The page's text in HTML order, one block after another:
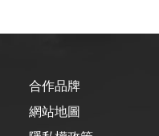
合作品牌
網站地圖